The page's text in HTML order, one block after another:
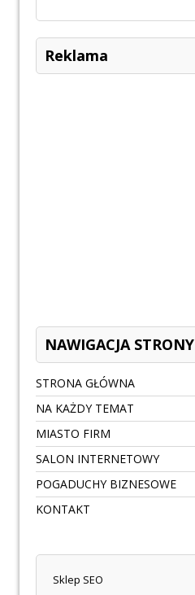
Reklama
NAWIGACJA STRONY
STRONA GŁÓWNA
NA KAŻDY TEMAT
MIASTO FIRM
SALON INTERNETOWY
POGADUCHY BIZNESOWE
KONTAKT
Sklep SEO